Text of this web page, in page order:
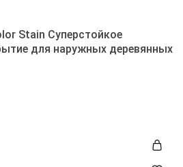
Stain Суперстойкое
для наружных деревянных